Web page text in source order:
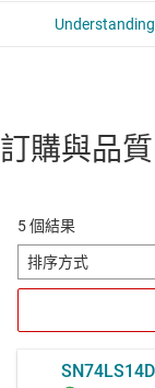
訂購與品質